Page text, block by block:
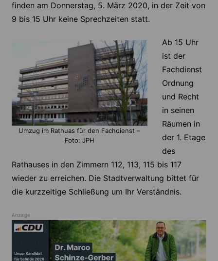
finden am Donnerstag, 5. März 2020, in der Zeit von
9 bis 15 Uhr keine Sprechzeiten statt.
Umzug im Rathuas für den Fachdienst –
Foto: JPH
Ab 15 Uhr
ist der
Fachdienst
Ordnung
und Recht
in seinen
Räumen in
der 1. Etage
des
Rathauses in den Zimmern 112, 113, 115 bis 117
wieder zu erreichen. Die Stadtverwaltung bittet für
die kurzzeitige Schließung um Ihr Verständnis.
Anzeige